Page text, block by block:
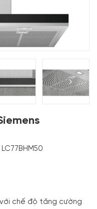
LC77BHM50
chế độ tăng cường